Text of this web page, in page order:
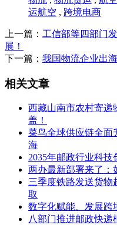
运航空 , 跨境电商
上一篇： 工信部等四部门
展！
下一篇： 我国物流企业出
相关文章
西藏山南市农村寄递
盖！
菜鸟全球供应链全面
海
2035年邮政行业科技
两办最新部署来了：
三季度铁路发送货物
取
数字化赋能、发展跨
八部门推进邮政快递